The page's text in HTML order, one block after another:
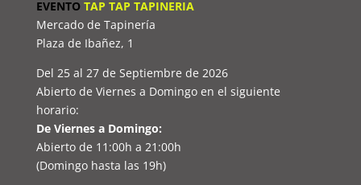
EVENTOTAP TAP TAPINERIA
Mercado de Tapinería
Plaza de Ibañez, 1
Del 25 al 27 de Septiembre de 2026
Abierto de Viernes a Domingo en el siguiente
horario:
De Viernes a Domingo:
Abierto de 11:00h a 21:00h
(Domingo hasta las 19h)